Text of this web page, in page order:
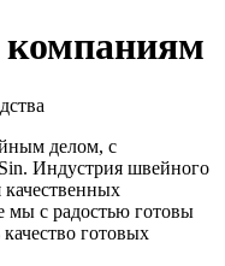
делом, с
Индустрия швейного
качественных
мы с радостью готовы
готовых